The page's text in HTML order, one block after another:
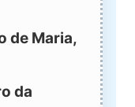
de Maria,
da